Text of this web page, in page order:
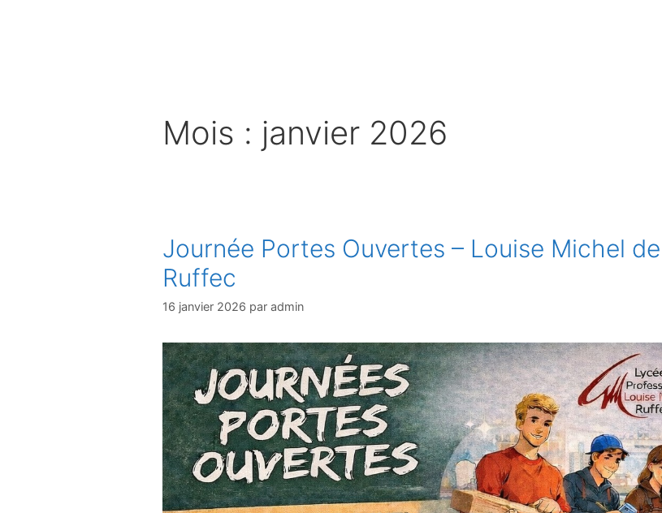
Mois : janvier 2026
Journée Portes Ouvertes – Louise Michel de
Ruffec
16 janvier 2026 par admin